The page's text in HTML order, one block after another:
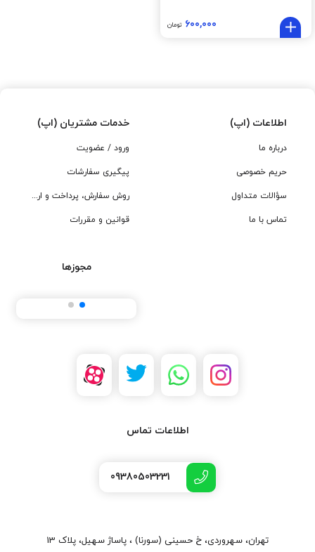
۶۰۰,۰۰۰ تومان
اطلاعات (اپ)
درباره ما
حریم خصوصی
سؤالات متداول
تماس با ما
خدمات مشتریان (اپ)
ورود / عضویت
پیگیری سفارشات
روش سفارش، پرداخت و ارسال
قوانین و مقررات
مجوزها
اطلاعات تماس
09380503231
تهران، سهروردی، خ حسینی (سورنا) ، پاساژ سهیل، پلاک 13